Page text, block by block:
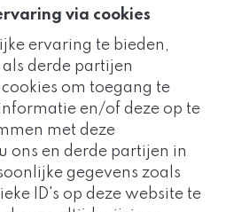
via cookies
ervaring te bieden,
derde partijen
om toegang te
en/of deze op te
met deze
ons en derde partijen in
gegevens zoals
ID's op deze website te
8
nieuws!